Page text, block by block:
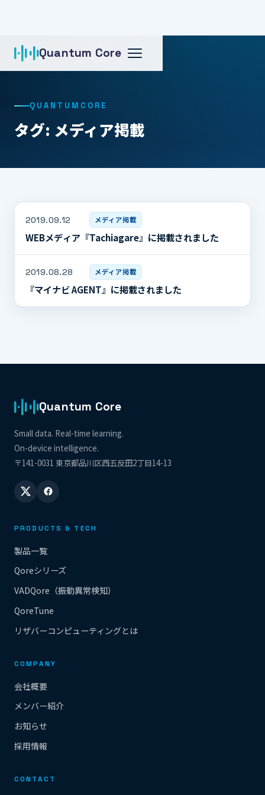
Quantum Core
ホーム タグ: メディア掲載
QUANTUMCORE
タグ: メディア掲載
2019.09.12 メディア掲載
WEBメディア『Tachiagare』に掲載されました
2019.08.28 メディア掲載
『マイナビ AGENT』に掲載されました
Quantum Core
Small data. Real-time learning.
On-device intelligence.
〒141-0031 東京都品川区西五反田2丁目14-13
PRODUCTS & TECH
製品一覧
Qoreシリーズ
VADQore（振動異常検知）
QoreTune
リザバーコンピューティングとは
COMPANY
会社概要
メンバー紹介
お知らせ
採用情報
CONTACT